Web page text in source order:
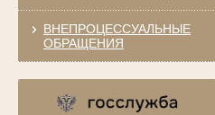
ВНЕПРОЦЕССУАЛЬНЫЕ
ОБРАЩЕНИЯ